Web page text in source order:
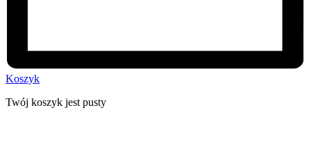
Koszyk
Twój koszyk jest pusty